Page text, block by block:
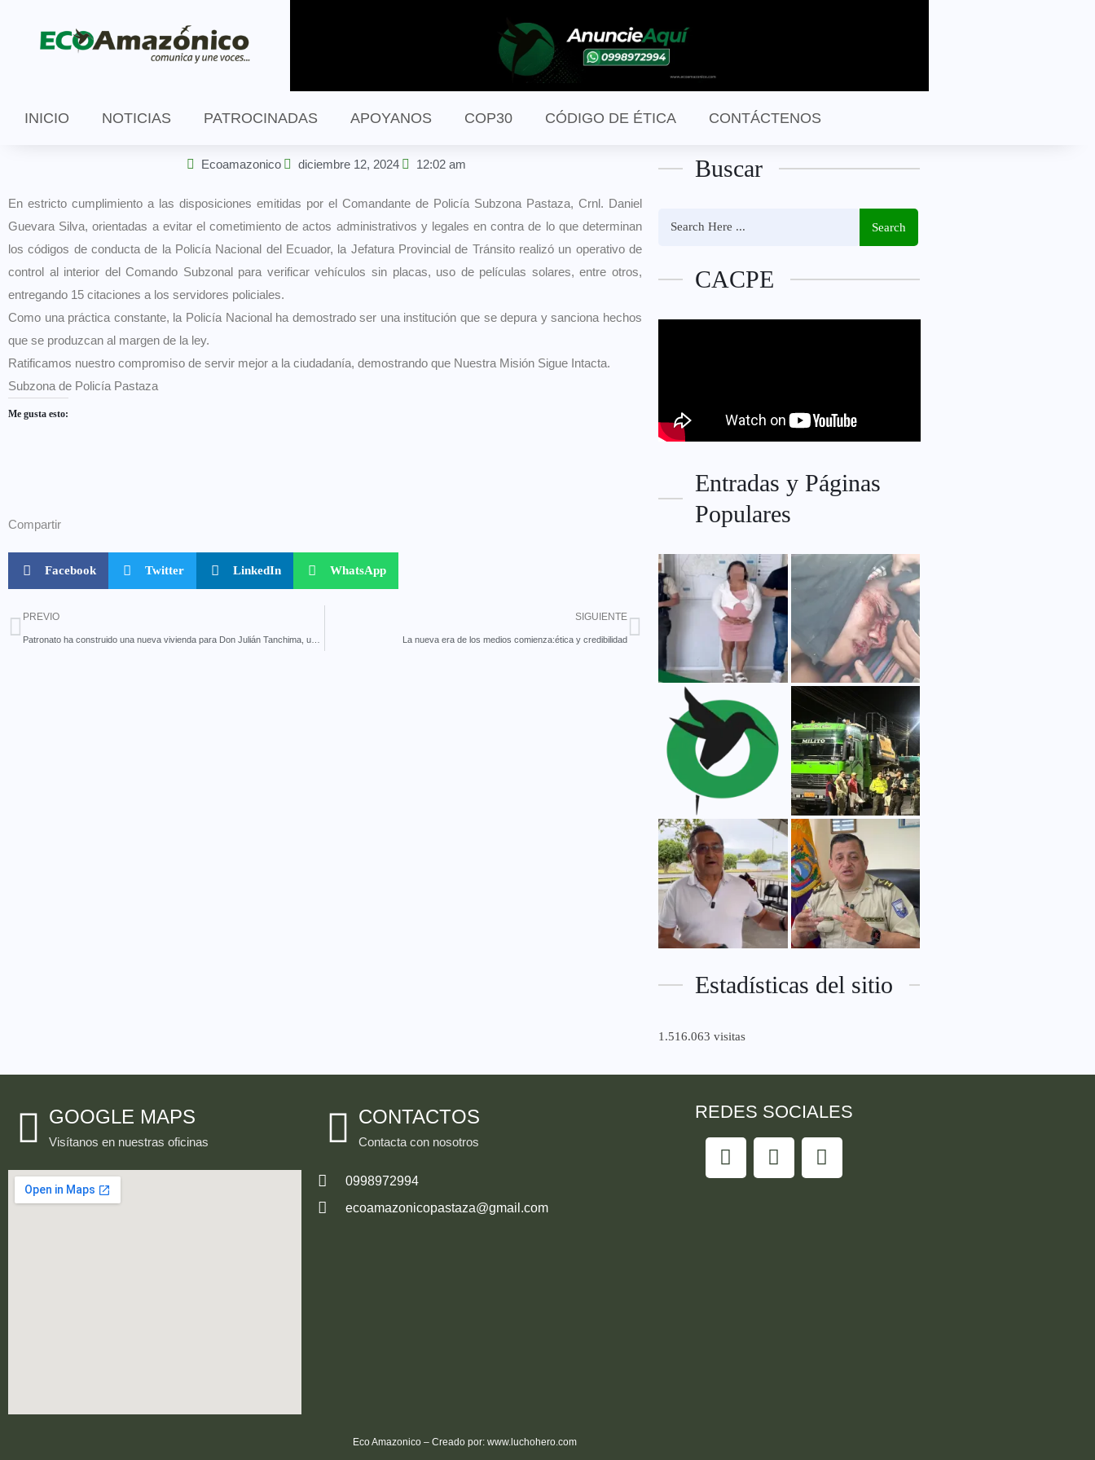
INICIO NOTICIAS PATROCINADAS APOYANOS COP30 CÓDIGO DE ÉTICA CONTÁCTENOS
Ecoamazonico diciembre 12, 2024 12:02 am
En estricto cumplimiento a las disposiciones emitidas por el Comandante de Policía Subzona Pastaza, Crnl. Daniel
Guevara Silva, orientadas a evitar el cometimiento de actos administrativos y legales en contra de lo que determinan
los códigos de conducta de la Policía Nacional del Ecuador, la Jefatura Provincial de Tránsito realizó un operativo de
control al interior del Comando Subzonal para verificar vehículos sin placas, uso de películas solares, entre otros,
entregando 15 citaciones a los servidores policiales.
Como una práctica constante, la Policía Nacional ha demostrado ser una institución que se depura y sanciona hechos
que se produzcan al margen de la ley.
Ratificamos nuestro compromiso de servir mejor a la ciudadanía, demostrando que Nuestra Misión Sigue Intacta.
Subzona de Policía Pastaza
Me gusta esto:
Compartir
Facebook Twitter LinkedIn WhatsApp
PREVIO SIGUIENTE
La nueva era de los medios comienza:ética y credibilidad
Buscar
Search
CACPE
Entradas y Páginas
Populares
Estadísticas del sitio
1.516.063 visitas
GOOGLE MAPS
Visítanos en nuestras oficinas
CONTACTOS
Contacta con nosotros
0998972994
ecoamazonicopastaza@gmail.com
REDES SOCIALES
Eco Amazonico – Creado por: www.luchohero.com